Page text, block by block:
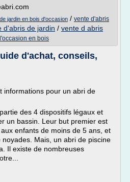
jardin en bois d'occasion / vente d'abris
d'abris de jardin / vente d abris
en bois
d'achat, conseils,
informations pour un abri de
des 4 dispositifs légaux et
un bassin. Leur but premier est
enfants de moins de 5 ans, et
Mais, un abri de piscine
Il existe de nombreuses